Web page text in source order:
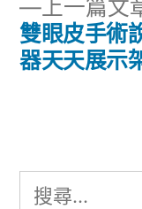
導
覽
上一篇文
雙眼皮手術
器天天展示
搜